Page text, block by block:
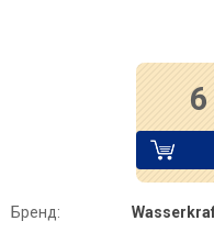
Бренд: